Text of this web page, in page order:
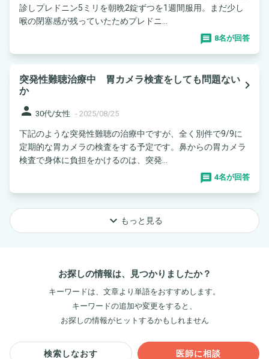
診しプレドニン5ミリを朝晩2錠ずつを1週間服用。まだ少し
喉の閉塞感が残っていたためプレドニ...
8名が回答
突発性難聴治療中 胃カメラ検査をしても問題ない
か
navigate_next
person 30代/女性 - 2025/08/25
下記のような突発性難聴の治療中ですが、全く別件で9/9に
定期的な胃カメラの検査をする予定です。鼻からの胃カメラ
検査で身体に負担をかけるのは、突発...
4名が回答
keyboard_arrow_down もっと見る
お探しの情報は、見つかりましたか？
キーワードは、文章より単語をおすすめします。
キーワードの追加や変更をすると、
お探しの情報がヒットするかもしれません
検索しなおす 医師に相談